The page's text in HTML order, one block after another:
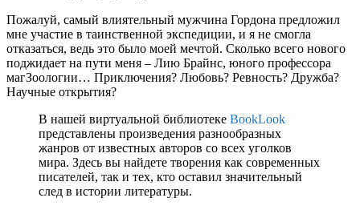
Пожалуй, самый влиятельный мужчина Гордона предложил
мне участие в таинственной экспедиции, и я не смогла
отказаться, ведь это было моей мечтой. Сколько всего нового
поджидает на пути меня – Лию Брайнс, юного профессора
магЗоологии… Приключения? Любовь? Ревность? Дружба?
Научные открытия?
В нашей виртуальной библиотеке BookLook
представлены произведения разнообразных
жанров от известных авторов со всех уголков
мира. Здесь вы найдете творения как современных
писателей, так и тех, кто оставил значительный
след в истории литературы.